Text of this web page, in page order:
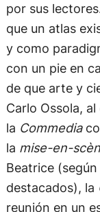
por sus
que un atlas
y como
con un pie en
de que arte y
Carlo Ossola,
la Commedia
la mise-en-
Beatrice
destacados), la
reunión en un